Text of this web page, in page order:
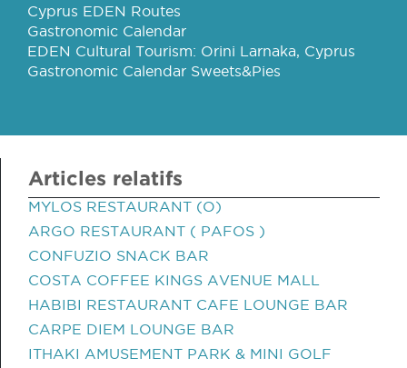
Cyprus EDEN Routes
Gastronomic Calendar
EDEN Cultural Tourism: Orini Larnaka, Cyprus
Gastronomic Calendar Sweets&Pies
Articles relatifs
MYLOS RESTAURANT (O)
ARGO RESTAURANT ( PAFOS )
CONFUZIO SNACK BAR
COSTA COFFEE KINGS AVENUE MALL
HABIBI RESTAURANT CAFE LOUNGE BAR
CARPE DIEM LOUNGE BAR
ITHAKI AMUSEMENT PARK & MINI GOLF